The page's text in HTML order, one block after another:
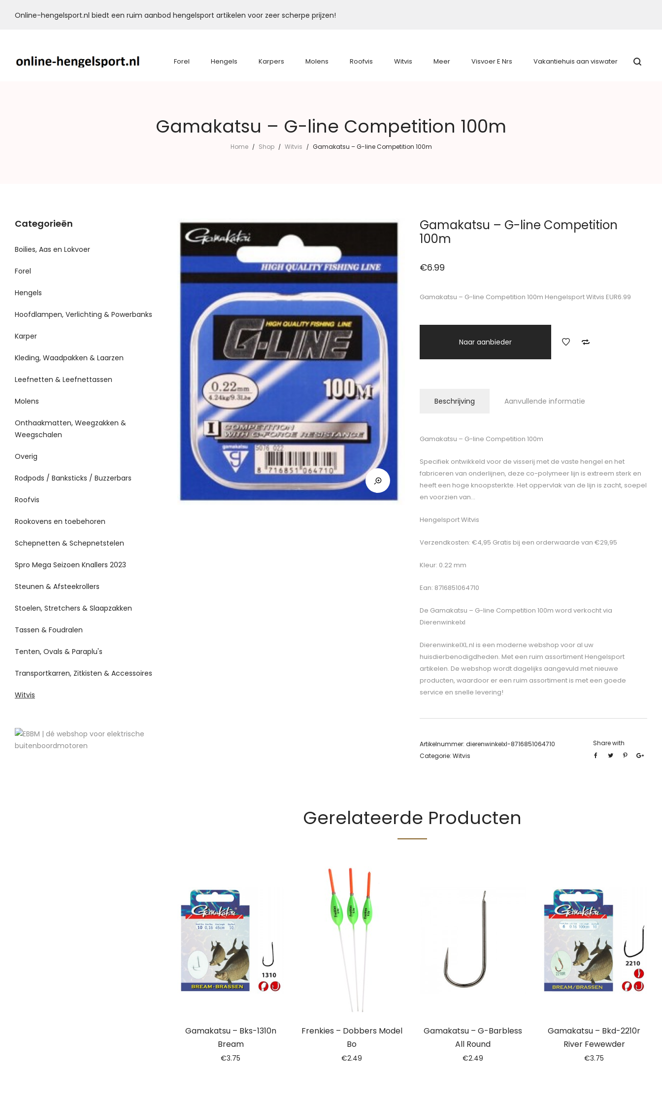
Online-hengelsport.nl biedt een ruim aanbod hengelsport artikelen voor zeer scherpe prijzen!
Forel Hengels Karpers Molens Roofvis Witvis Meer Visvoer E Nrs Vakantiehuis aan viswater
Gamakatsu – G-line Competition 100m
Home / Shop / Witvis / Gamakatsu – G-line Competition 100m
Gamakatsu – G-line Competition
100m
€6.99
Gamakatsu – G-line Competition 100m Hengelsport Witvis EUR6.99
Naar aanbieder
Beschrijving Aanvullende informatie
Gamakatsu – G-line Competition 100m
Specifiek ontwikkeld voor de visserij met de vaste hengel en het
fabriceren van onderlijnen, deze co-polymeer lijn is extreem sterk en
heeft een hoge knoopsterkte. Het oppervlak van de lijn is zacht, soepel
en voorzien van…
Hengelsport Witvis
Verzendkosten: €4,95 Gratis bij een orderwaarde van €29,95
Kleur: 0.22 mm
Ean: 8716851064710
De Gamakatsu – G-line Competition 100m word verkocht via
Dierenwinkelxl
DierenwinkelXL.nl is een moderne webshop voor al uw
huisdierbenodigdheden. Met een ruim assortiment Hengelsport
artikelen. De webshop wordt dagelijks aangevuld met nieuwe
producten, waardoor er een ruim assortiment is met een goede
service en snelle levering!
Artikelnummer: dierenwinkelxl-8716851064710
Categorie: Witvis
Share with
Gerelateerde Producten
Gamakatsu – Bks-1310n
Bream
€3.75
Frenkies – Dobbers Model
Bo
€2.49
Gamakatsu – G-Barbless
All Round
€2.49
Gamakatsu – Bkd-2210r
River Fewewder
€3.75
Categorieën
Boilies, Aas en Lokvoer
Forel
Hengels
Hoofdlampen, Verlichting & Powerbanks
Karper
Kleding, Waadpakken & Laarzen
Leefnetten & Leefnettassen
Molens
Onthaakmatten, Weegzakken &
Weegschalen
Overig
Rodpods / Banksticks / Buzzerbars
Roofvis
Rookovens en toebehoren
Schepnetten & Schepnetstelen
Spro Mega Seizoen Knallers 2023
Steunen & Afsteekrollers
Stoelen, Stretchers & Slaapzakken
Tassen & Foudralen
Tenten, Ovals & Paraplu's
Transportkarren, Zitkisten & Accessoires
Witvis